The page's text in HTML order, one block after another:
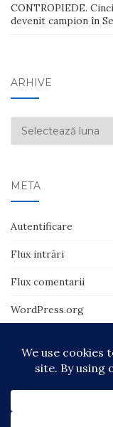
CONTROPIEDE.
devenit campion în
ARHIVE
Arhive
META
Autentificare
Flux intrări
Flux comentarii
WordPress.org
© 2018-2025 | Ionuţ